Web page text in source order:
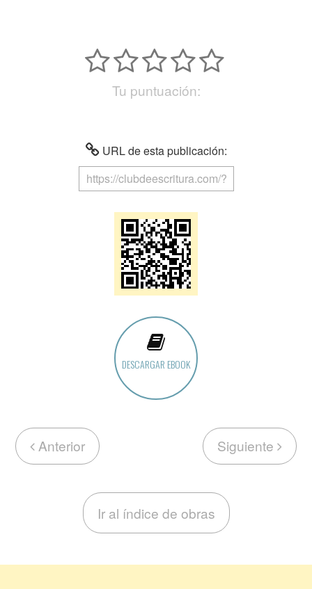
Tu puntuación:
URL de esta publicación:
DESCARGAR EBOOK
Anterior Siguiente
Ir al índice de obras